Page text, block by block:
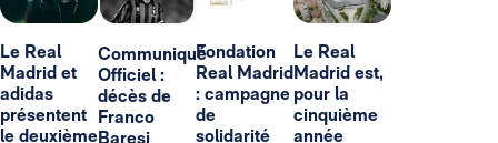
Le Real
Madrid et
adidas
présentent
le deuxième
Communiqué
Officiel :
décès de
Franco
Baresi
Fondation
Real Madrid
: campagne
de
solidarité
Le Real
Madrid est,
pour la
cinquième
année